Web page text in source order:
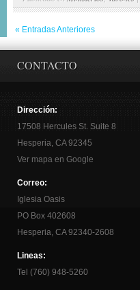
« Entradas Anteriores
CONTACTO
Dirección:
17508 Hercules St. Suite 8
Hesperia, CA 92345
Ver mapa en Google
Correo:
Iglesia Oasis
PO Box 402608
Hesperia, CA 92340-2608
Lineas:
Tel (760) 948-5260